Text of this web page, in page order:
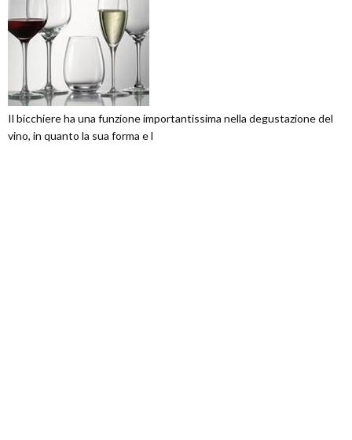
Il bicchiere ha una funzione importantissima nella degustazione del
vino, in quanto la sua forma e l